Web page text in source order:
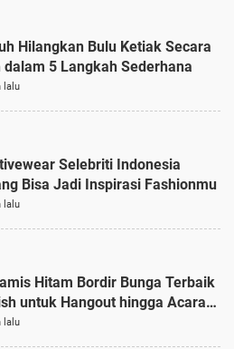
Hilangkan Bulu Ketiak Secara
dalam 5 Langkah Sederhana
lalu
Selebriti Indonesia
Bisa Jadi Inspirasi Fashionmu
lalu
Hitam Bordir Bunga Terbaik
untuk Hangout hingga Acara
lalu